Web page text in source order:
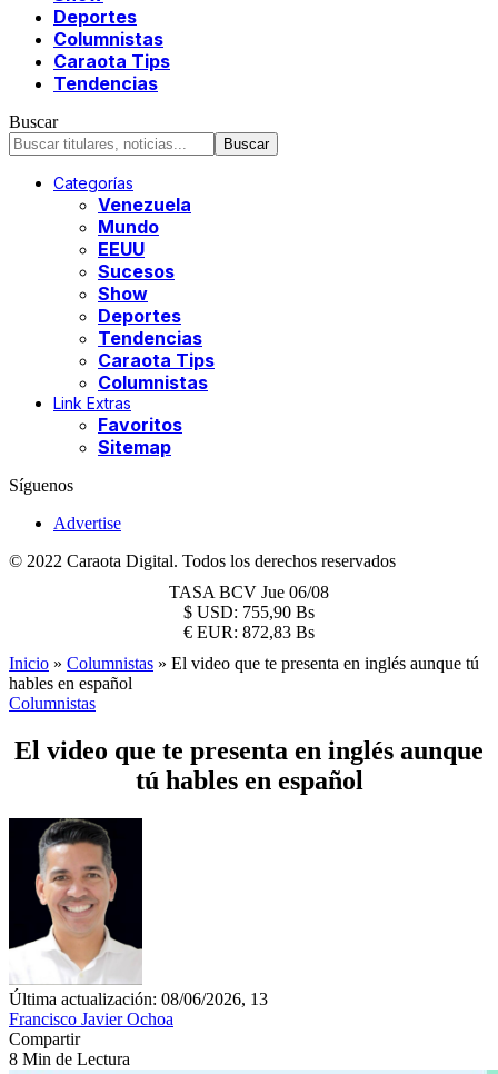
Deportes
Columnistas
Caraota Tips
Tendencias
Buscar
Categorías
Venezuela
Mundo
EEUU
Sucesos
Show
Deportes
Tendencias
Caraota Tips
Columnistas
Link Extras
Favoritos
Sitemap
Síguenos
Advertise
© 2022 Caraota Digital. Todos los derechos reservados
TASA BCV Jue 06/08
$ USD: 755,90 Bs
€ EUR: 872,83 Bs
Inicio » Columnistas » El video que te presenta en inglés aunque tú
hables en español
Columnistas
El video que te presenta en inglés aunque
tú hables en español
Última actualización: 08/06/2026, 13
Francisco Javier Ochoa
Compartir
8 Min de Lectura